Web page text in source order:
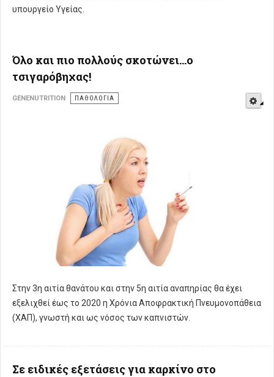
υπουργείο Υγείας.
Όλο και πιο πολλούς σκοτώνει…ο
τσιγαρόβηχας!
GENENUTRITION ΠΑΘΟΛΟΓΊΑ
Στην 3η αιτία θανάτου και στην 5η αιτία αναπηρίας θα έχει
εξελιχθεί έως το 2020 η Χρόνια Αποφρακτική Πνευμονοπάθεια
(ΧΑΠ), γνωστή και ως νόσος των καπνιστών.
Σε ειδικές εξετάσεις για καρκίνο στο